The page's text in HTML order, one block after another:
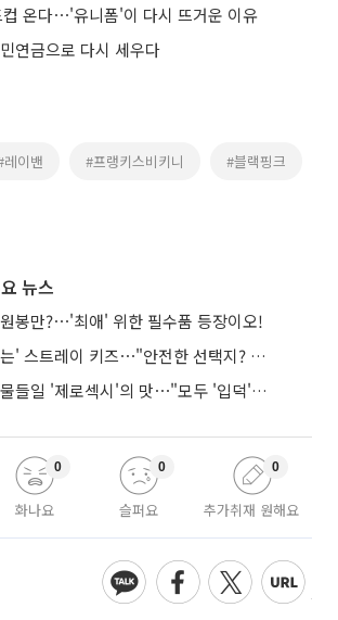
온다⋯'유니폼'이 다시 뜨거운 이유
연금으로 다시 세우다
레이밴 #프랭키스비키니 #블랙핑크
뉴스
봉만?⋯'최애' 위한 필수품 등장이오!
이것저것 '다 되는' 스트레이 키즈⋯"안전한 선택지? 도전이 재밌죠"
나우즈, 올여름 물들일 '제로섹시'의 맛⋯"모두 '입덕'시킬 것"
화나요
0
슬퍼요
0
추가취재 원해요
0